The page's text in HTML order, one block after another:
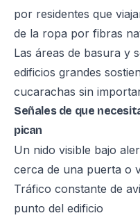
por residentes que
de la ropa por fibras
Las áreas de basura y
edificios grandes
cucarachas sin
Señales de que
pican
Un nido visible bajo
cerca de una puerta o
Tráfico constante de
punto del edificio